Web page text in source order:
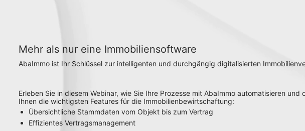
Mehr als nur eine Immobiliensoftware
AbaImmo ist Ihr Schlüssel zur intelligenten und durchgängig digitalisierten
Erleben Sie in diesem Webinar, wie Sie Ihre Prozesse mit AbaImmo automatisieren
Ihnen die wichtigsten Features für die Immobilienbewirtschaftung:
Übersichtliche Stammdaten vom Objekt bis zum Vertrag
Effizientes Vertragsmanagement